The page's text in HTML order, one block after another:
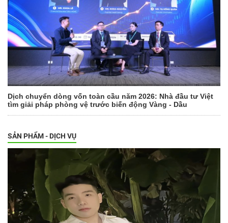
Dịch chuyển dòng vốn toàn cầu năm 2026: Nhà đầu tư Việt
tìm giải pháp phòng vệ trước biến động Vàng - Dầu
SẢN PHẨM - DỊCH VỤ